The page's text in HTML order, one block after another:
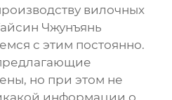
вилочных
Чжунъянь
с этим постоянно.
но при этом не
информации о